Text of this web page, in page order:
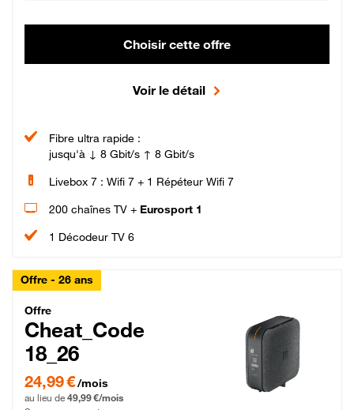
Choisir cette offre
Voir le détail
Fibre ultra rapide :
jusqu'à ↓ 8 Gbit/s ↑ 8 Gbit/s
Livebox 7 : Wifi 7 + 1 Répéteur Wifi 7
200 chaînes TV + Eurosport 1
1 Décodeur TV 6
Offre - 26 ans
Cheat_Code Fibre_18_26
Offre
Cheat_Code
18_26
24,99 € par mois pendant 0 mois puis 49,99 € par mois, Sans engagement
24,99 €/mois
au lieu de 49,99 €/mois